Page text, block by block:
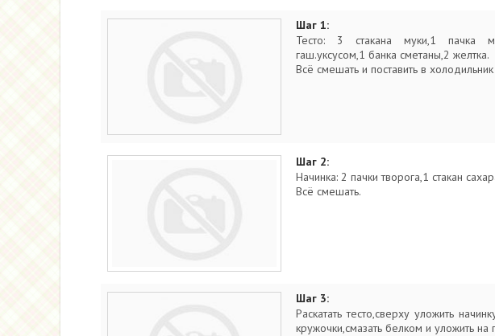
Шаг 1:
Тесто: 3 стакана муки,1 пачка
гаш.уксусом,1 банка сметаны,2 желтка.
Всё смешать и поставить в
Шаг 2:
Начинка: 2 пачки творога,1 стакан
Всё смешать.
Шаг 3:
Раскатать тесто,сверху уложить
кружочки,смазать белком и уложить на